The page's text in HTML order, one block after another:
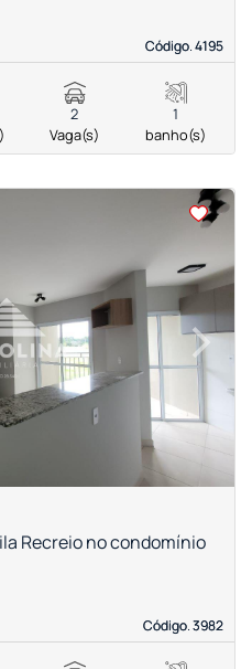
Código. 4195
Código. 4195
2
Vaga(s)
1
banho(s)
›
Next
Código. 3982
Código. 3982
Recreio no condomínio